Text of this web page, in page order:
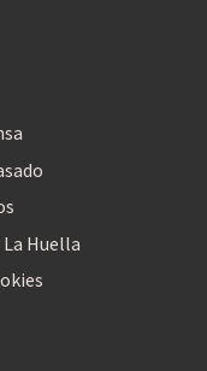
Huella